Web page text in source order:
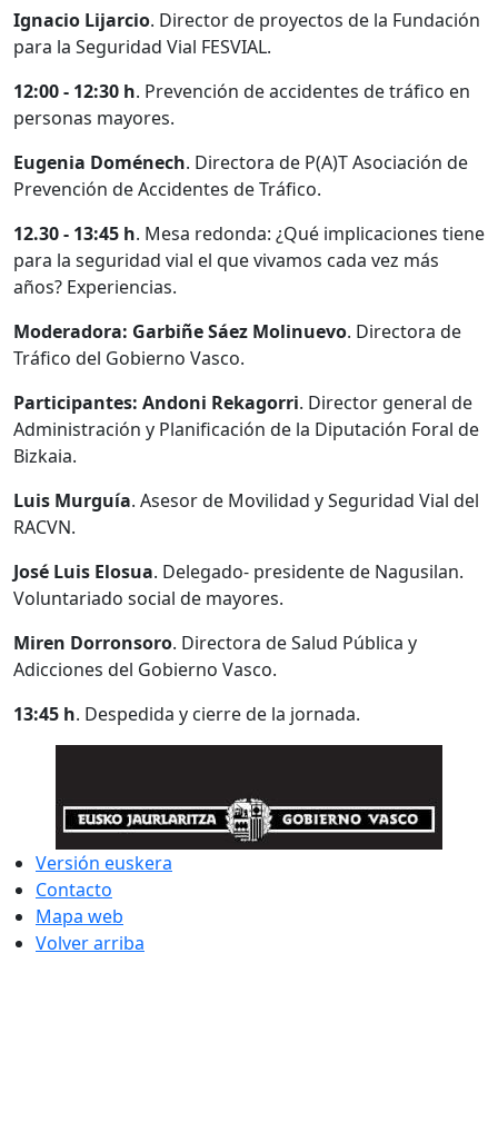
Ignacio Lijarcio. Director de proyectos de la Fundación
para la Seguridad Vial FESVIAL.
12:00 - 12:30 h. Prevención de accidentes de tráfico en
personas mayores.
Eugenia Doménech. Directora de P(A)T Asociación de
Prevención de Accidentes de Tráfico.
12.30 - 13:45 h. Mesa redonda: ¿Qué implicaciones tiene
para la seguridad vial el que vivamos cada vez más
años? Experiencias.
Moderadora: Garbiñe Sáez Molinuevo. Directora de
Tráfico del Gobierno Vasco.
Participantes: Andoni Rekagorri. Director general de
Administración y Planificación de la Diputación Foral de
Bizkaia.
Luis Murguía. Asesor de Movilidad y Seguridad Vial del
RACVN.
José Luis Elosua. Delegado- presidente de Nagusilan.
Voluntariado social de mayores.
Miren Dorronsoro. Directora de Salud Pública y
Adicciones del Gobierno Vasco.
13:45 h. Despedida y cierre de la jornada.
Versión euskera
Contacto
Mapa web
Volver arriba